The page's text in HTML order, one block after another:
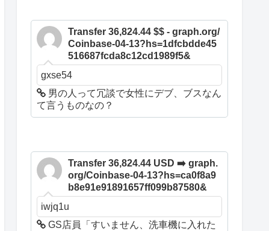
Transfer 36,824.44 $$ - graph.org/
Coinbase-04-13?hs=1dfcbdde45
516687fcda8c12cd1989f5&
gxse54
男の人って冗談で女性にデブ、ブスなん
て言うものなの？
Transfer 36,824.44 USD ➡️ graph.
org/Coinbase-04-13?hs=ca0f8a9
b8e91e91891657ff099b87580&
iwjq1u
GS店員「すいません、洗車機に入れた